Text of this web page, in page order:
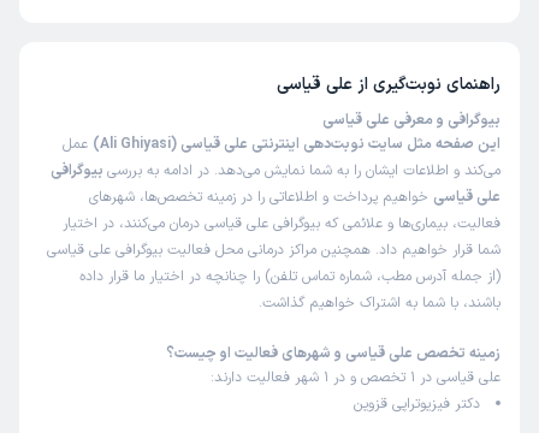
خوب شدم
علت مراجعه: توانبخشی پس از جراحی‌های ارتوپدی (مانند تعویض مفصل)
جعفر
1404/07/01
این پزشک را پیشنهاد میکنم
زمان انتظار:
0-15 دقیقه
علت مراجعه: درمان دردهای مفصلی و آرتروز
راهنمای نوبت‌گیری از علی قیاسی
بیوگرافی و معرفی علی قیاسی
این صفحه مثل سایت نوبت‌دهی اینترنتی علی قیاسی (Ali Ghiyasi)
عمل
می‌کند و اطلاعات ایشان را به شما نمایش می‌دهد. در ادامه به بررسی بیوگرافی
علی قیاسی خواهیم پرداخت و اطلاعاتی را در زمینه تخصص‌ها، شهرهای
فعالیت، بیماری‌ها و علائمی که بیوگرافی علی قیاسی درمان می‌کنند، در اختیار
شما قرار خواهیم داد. همچنین مراکز درمانی محل فعالیت بیوگرافی علی قیاسی
(از جمله آدرس مطب، شماره تماس تلفن) را چنانچه در اختیار ما قرار داده
باشند، با شما به اشتراک خواهیم گذاشت.
زمینه تخصص علی قیاسی و شهرهای فعالیت او چیست؟
علی قیاسی در 1 تخصص و در 1 شهر فعالیت دارند:
دکتر فیزیوتراپی قزوین